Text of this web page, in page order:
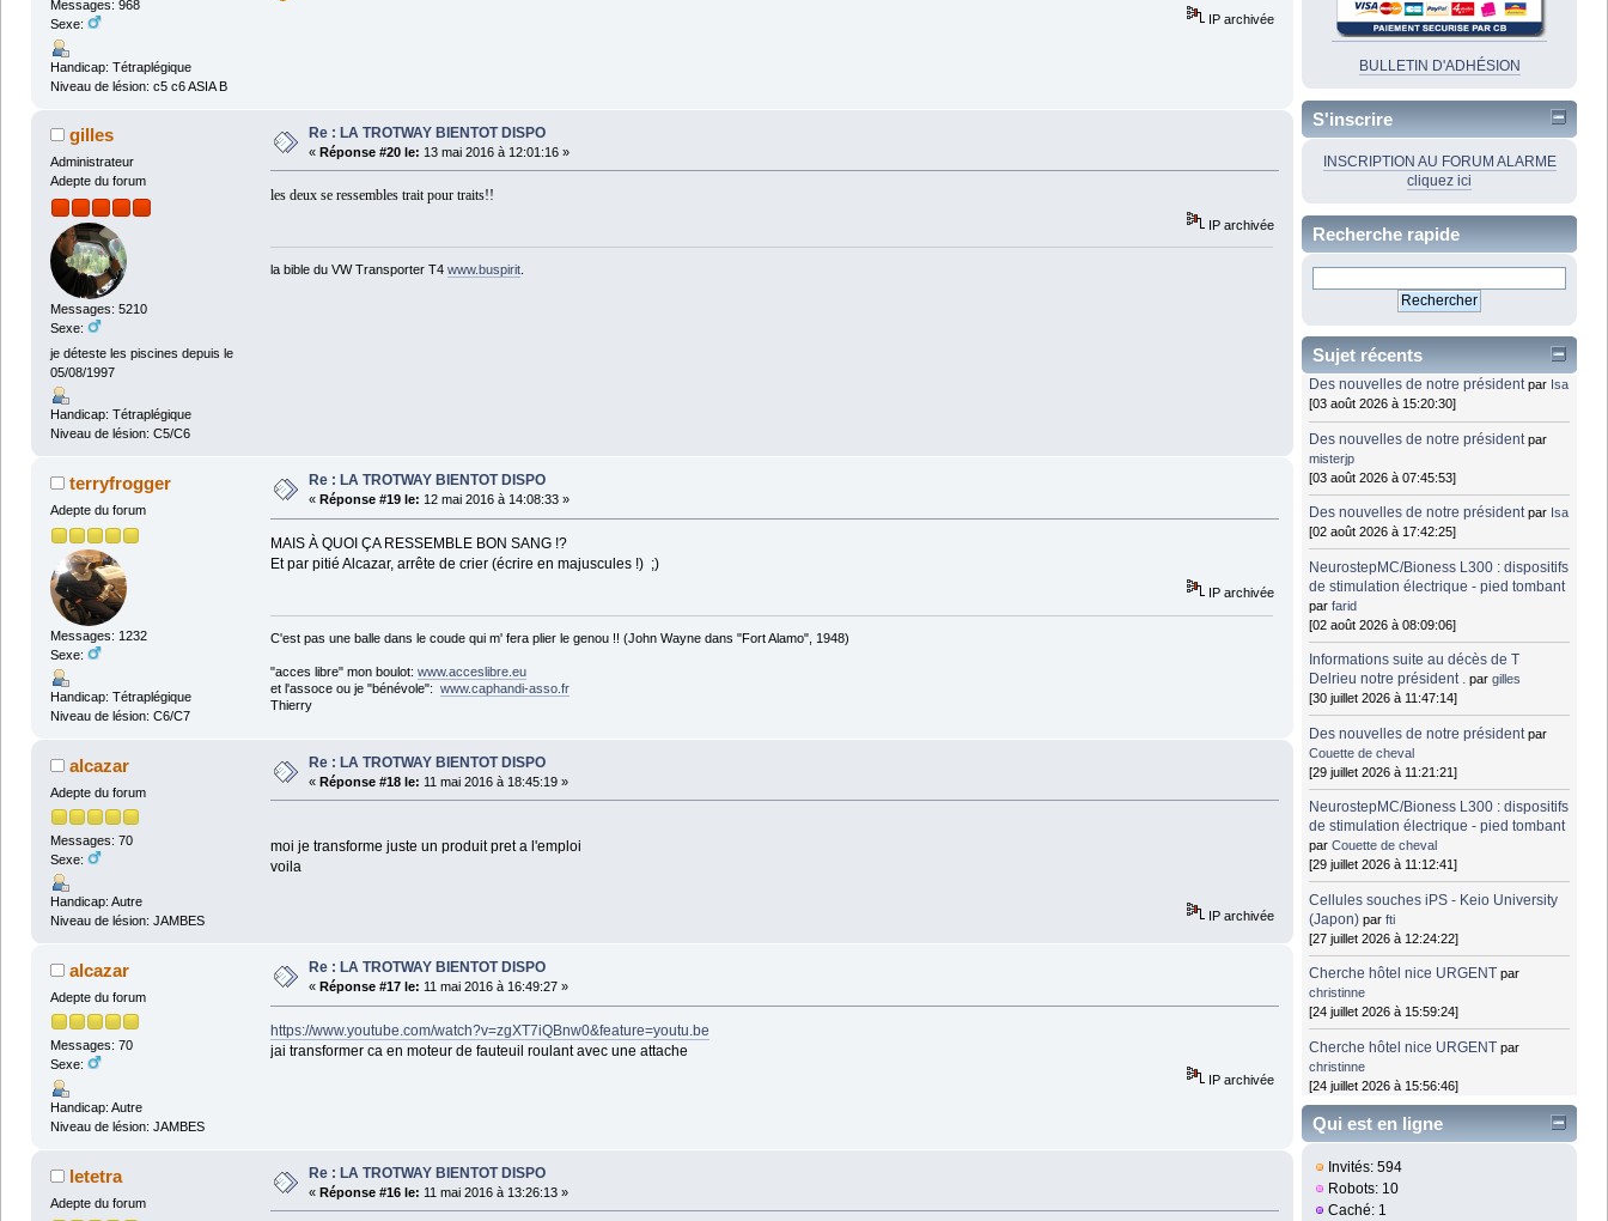
Messages: 968
Sexe:
Handicap: Tétraplégique
Niveau de lésion: c5 c6 ASIA B
IP archivée
gilles
Administrateur
Adepte du forum
Messages: 5210
Sexe:
je déteste les piscines depuis le
05/08/1997
Handicap: Tétraplégique
Niveau de lésion: C5/C6
Re : LA TROTWAY BIENTOT DISPO
« Réponse #20 le: 13 mai 2016 à 12:01:16 »
les deux se ressembles trait pour traits!!
IP archivée
la bible du VW Transporter T4 www.buspirit.
terryfrogger
Adepte du forum
Messages: 1232
Sexe:
Handicap: Tétraplégique
Niveau de lésion: C6/C7
Re : LA TROTWAY BIENTOT DISPO
« Réponse #19 le: 12 mai 2016 à 14:08:33 »
MAIS À QUOI ÇA RESSEMBLE BON SANG !?
Et par pitié Alcazar, arrête de crier (écrire en majuscules !) ;)
IP archivée
C'est pas une balle dans le coude qui m' fera plier le genou !! (John Wayne dans "Fort Alamo", 1948)
"acces libre" mon boulot: www.acceslibre.eu
et l'assoce ou je "bénévole": www.caphandi-asso.fr
Thierry
alcazar
Adepte du forum
Messages: 70
Sexe:
Handicap: Autre
Niveau de lésion: JAMBES
Re : LA TROTWAY BIENTOT DISPO
« Réponse #18 le: 11 mai 2016 à 18:45:19 »
moi je transforme juste un produit pret a l'emploi
voila
IP archivée
alcazar
Adepte du forum
Messages: 70
Sexe:
Handicap: Autre
Niveau de lésion: JAMBES
Re : LA TROTWAY BIENTOT DISPO
« Réponse #17 le: 11 mai 2016 à 16:49:27 »
https://www.youtube.com/watch?v=zgXT7iQBnw0&feature=youtu.be
jai transformer ca en moteur de fauteuil roulant avec une attache
IP archivée
letetra
Adepte du forum
Re : LA TROTWAY BIENTOT DISPO
« Réponse #16 le: 11 mai 2016 à 13:26:13 »
BULLETIN D'ADHÉSION
S'inscrire
INSCRIPTION AU FORUM ALARME
cliquez ici
Recherche rapide
Sujet récents
Des nouvelles de notre président par Isa
[03 août 2026 à 15:20:30]
Des nouvelles de notre président par
misterjp
[03 août 2026 à 07:45:53]
Des nouvelles de notre président par Isa
[02 août 2026 à 17:42:25]
NeurostepMC/Bioness L300 : dispositifs
de stimulation électrique - pied tombant
parfarid
[02 août 2026 à 08:09:06]
Informations suite au décès de T
Delrieu notre président . pargilles
[30 juillet 2026 à 11:47:14]
Des nouvelles de notre président par
Couette de cheval
[29 juillet 2026 à 11:21:21]
NeurostepMC/Bioness L300 : dispositifs
de stimulation électrique - pied tombant
parCouette de cheval
[29 juillet 2026 à 11:12:41]
Cellules souches iPS - Keio University
(Japon) parfti
[27 juillet 2026 à 12:24:22]
Cherche hôtel nice URGENT par
christinne
[24 juillet 2026 à 15:59:24]
Cherche hôtel nice URGENT par
christinne
[24 juillet 2026 à 15:56:46]
Qui est en ligne
Invités: 594
Robots: 10
Caché: 1